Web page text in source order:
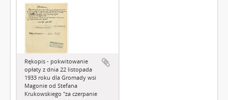
Rękopis - pokwitowanie
opłaty z dnia 22 listopada
1933 roku dla Gromady wsi
Magonie od Stefana
Krukowskiego "za czerpanie